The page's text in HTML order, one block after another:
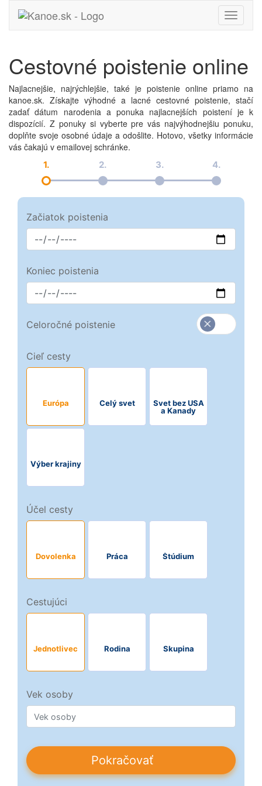
Toggle
Cestovné poistenie online
Najlacnejšie, najrýchlejšie, také je poistenie online priamo na
kanoe.sk. Získajte výhodné a lacné cestovné poistenie, stačí
zadať dátum narodenia a ponuka najlacnejších poistení je k
dispozícií. Z ponuky si vyberte pre vás najvýhodnejšiu ponuku,
doplňte svoje osobné údaje a odošlite. Hotovo, všetky informácie
vás čakajú v emailovej schránke.